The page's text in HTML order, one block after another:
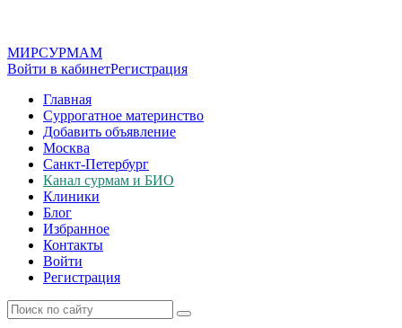
МИРСУРМАМ
Войти в кабинетРегистрация
Главная
Суррогатное материнство
Добавить объявление
Москва
Санкт-Петербург
Канал сурмам и БИО
Клиники
Блог
Избранное
Контакты
Войти
Регистрация